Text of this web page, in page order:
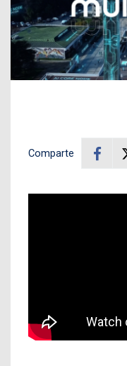
Comparte